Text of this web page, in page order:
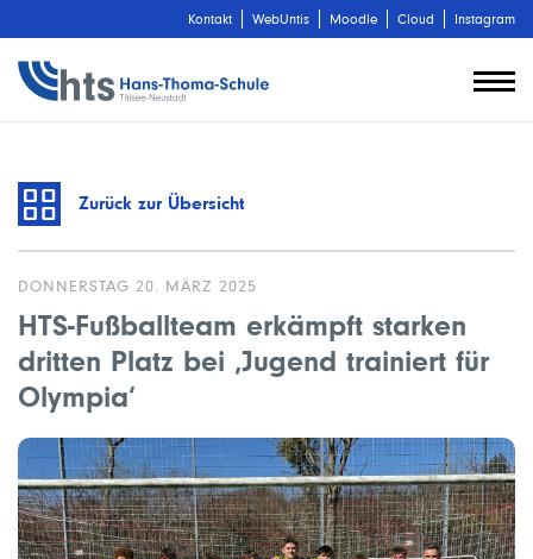
Kontakt WebUntis Moodle Cloud Instagram
Zurück zur Übersicht
DONNERSTAG 20. MÄRZ 2025
HTS-Fußballteam erkämpft starken
dritten Platz bei ‚Jugend trainiert für
Olympia‘